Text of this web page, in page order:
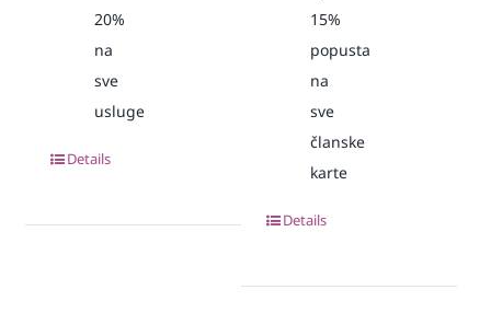
20%
na
sve
usluge
Details
15%
popusta
na
sve
članske
karte
Details